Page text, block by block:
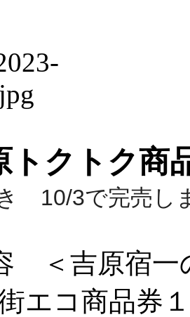
クトク商
10/3で完売し
＜吉原宿
エコ商品券